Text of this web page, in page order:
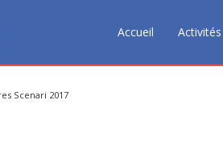
Accueil Activités
Scenari 2017